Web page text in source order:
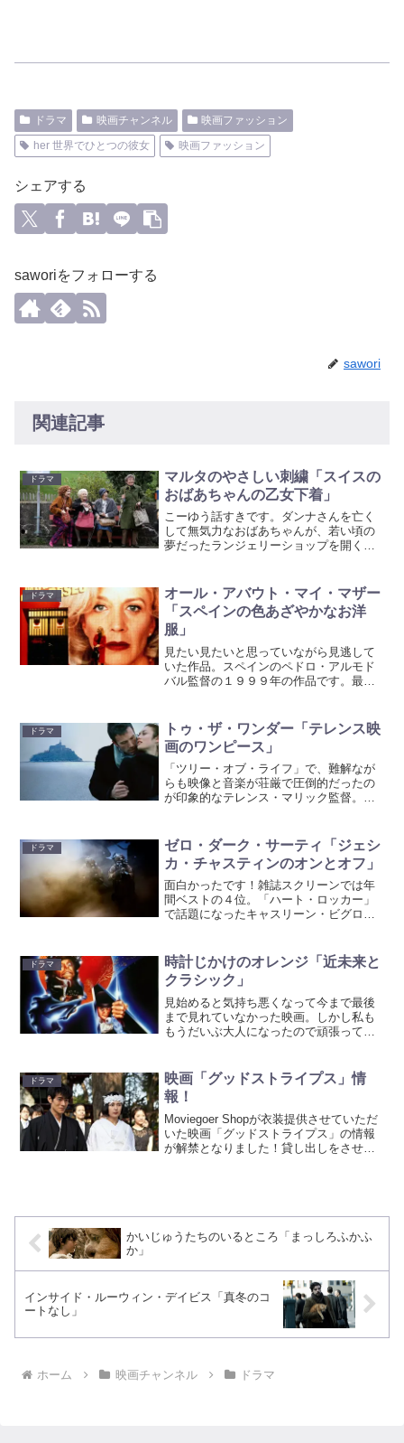
ドラマ 映画チャンネル
映画ファッション
her 世界でひとつの彼女
映画ファッション
シェアする
saworiをフォローする
sawori
関連記事
ドラマ
マルタのやさしい刺繍「スイスの
おばあちゃんの乙女下着」
こーゆう話すきです。ダンナさんを亡く
して無気力なおばあちゃんが、若い頃の
夢だったランジェリーショップを開くと
を開く』ということは、当然スキャンダ
ルなのです！実の息子も神父...
ドラマ
オール・アバウト・マイ・マザー
「スペインの色あざやかなお洋
服」
見たい見たいと思っていながら見逃して
いた作品。スペインのペドロ・アルモド
バル監督の１９９９年の作品です。最愛
マヌエラ。悲しみに暮れる中、別れた彼
の父親を捜すためマドリー...
ドラマ
トゥ・ザ・ワンダー「テレンス映
画のワンピース」
「ツリー・オブ・ライフ」で、難解なが
らも映像と音楽が荘厳で圧倒的だったの
が印象的なテレンス・マリック監督。今
ジ！ 登場人物のプロットがはっきりし
ないので曖昧ですが、フラ...
ドラマ
ゼロ・ダーク・サーティ「ジェシ
カ・チャスティンのオンとオフ」
面白かったです！雑誌スクリーンでは年
間ベストの４位。「ハート・ロッカー」
で話題になったキャスリーン・ビグロー
１１の首謀者とされているアルカイダの
オサマ・ビンラディン暗殺...
ドラマ
時計じかけのオレンジ「近未来と
クラシック」
見始めると気持ち悪くなって今まで最後
まで見れていなかった映画。しかし私も
もうだいぶ大人になったので頑張ってみ
いながらのウルトラバイオレンス。行為
はサイテーですが、お洋服...
ドラマ
映画「グッドストライプス」情
報！
Moviegoer Shopが衣装提供させていただ
いた映画「グッドストライプス」の情報
が解禁となりました！貸し出しをさせて
かいじゅうたちのいるところ「まっしろふかふ
か」
インサイド・ルーウィン・デイビス「真冬のコ
ートなし」
ホーム 映画チャンネル ドラマ